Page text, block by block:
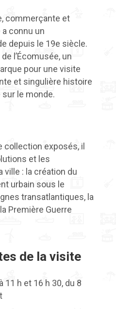
commerçante et
a connu un
depuis le 19e siècle.
l’Écomusée, un
pour une visite
et singulière histoire
le monde.
collection exposés, il
et les
: la création du
urbain sous le
transatlantiques, la
Première Guerre
de la visite
11 h et 16 h 30, du 8